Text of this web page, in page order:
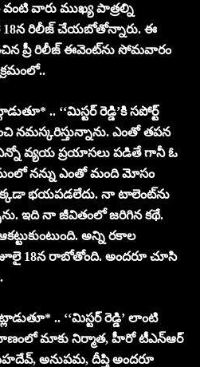
వారు ముఖ్య పాత్రల్ని
రిలీజ్ చేయబోతోన్నారు. ఈ
ప్రీ రిలీజ్ ఈవెంట్‌ను సోమవారం
.. ‘‘మిస్టర్ రెడ్డి’కి సపోర్ట్
నమస్కరిస్తున్నాను. ఎంతో తపన
ఎన్నో వ్యయ ప్రయాసలు పడితే గానీ ఓ
నన్ను ఎంతో మంది మోసం
భయపడలేదు. నా టాలెంట్‌ను
ఇది నా జీవితంలో జరిగిన కథే.
అన్ని రకాల
18న రాబోతోంది. అందరూ చూసి
.. ‘‘మిస్టర్ రెడ్డి’ లాంటి
మాకు నిర్మాత, హీరో టీఎన్‌ఆర్
అనుపమ, దీప్తి అందరూ